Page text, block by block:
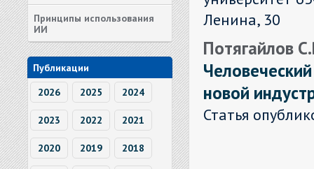
Принципы использования
ИИ
Публикации
2026
2025 2024
2023 2022 2021
2020 2019 2018
Ленина, 30
Потягайлов
новой
Статья